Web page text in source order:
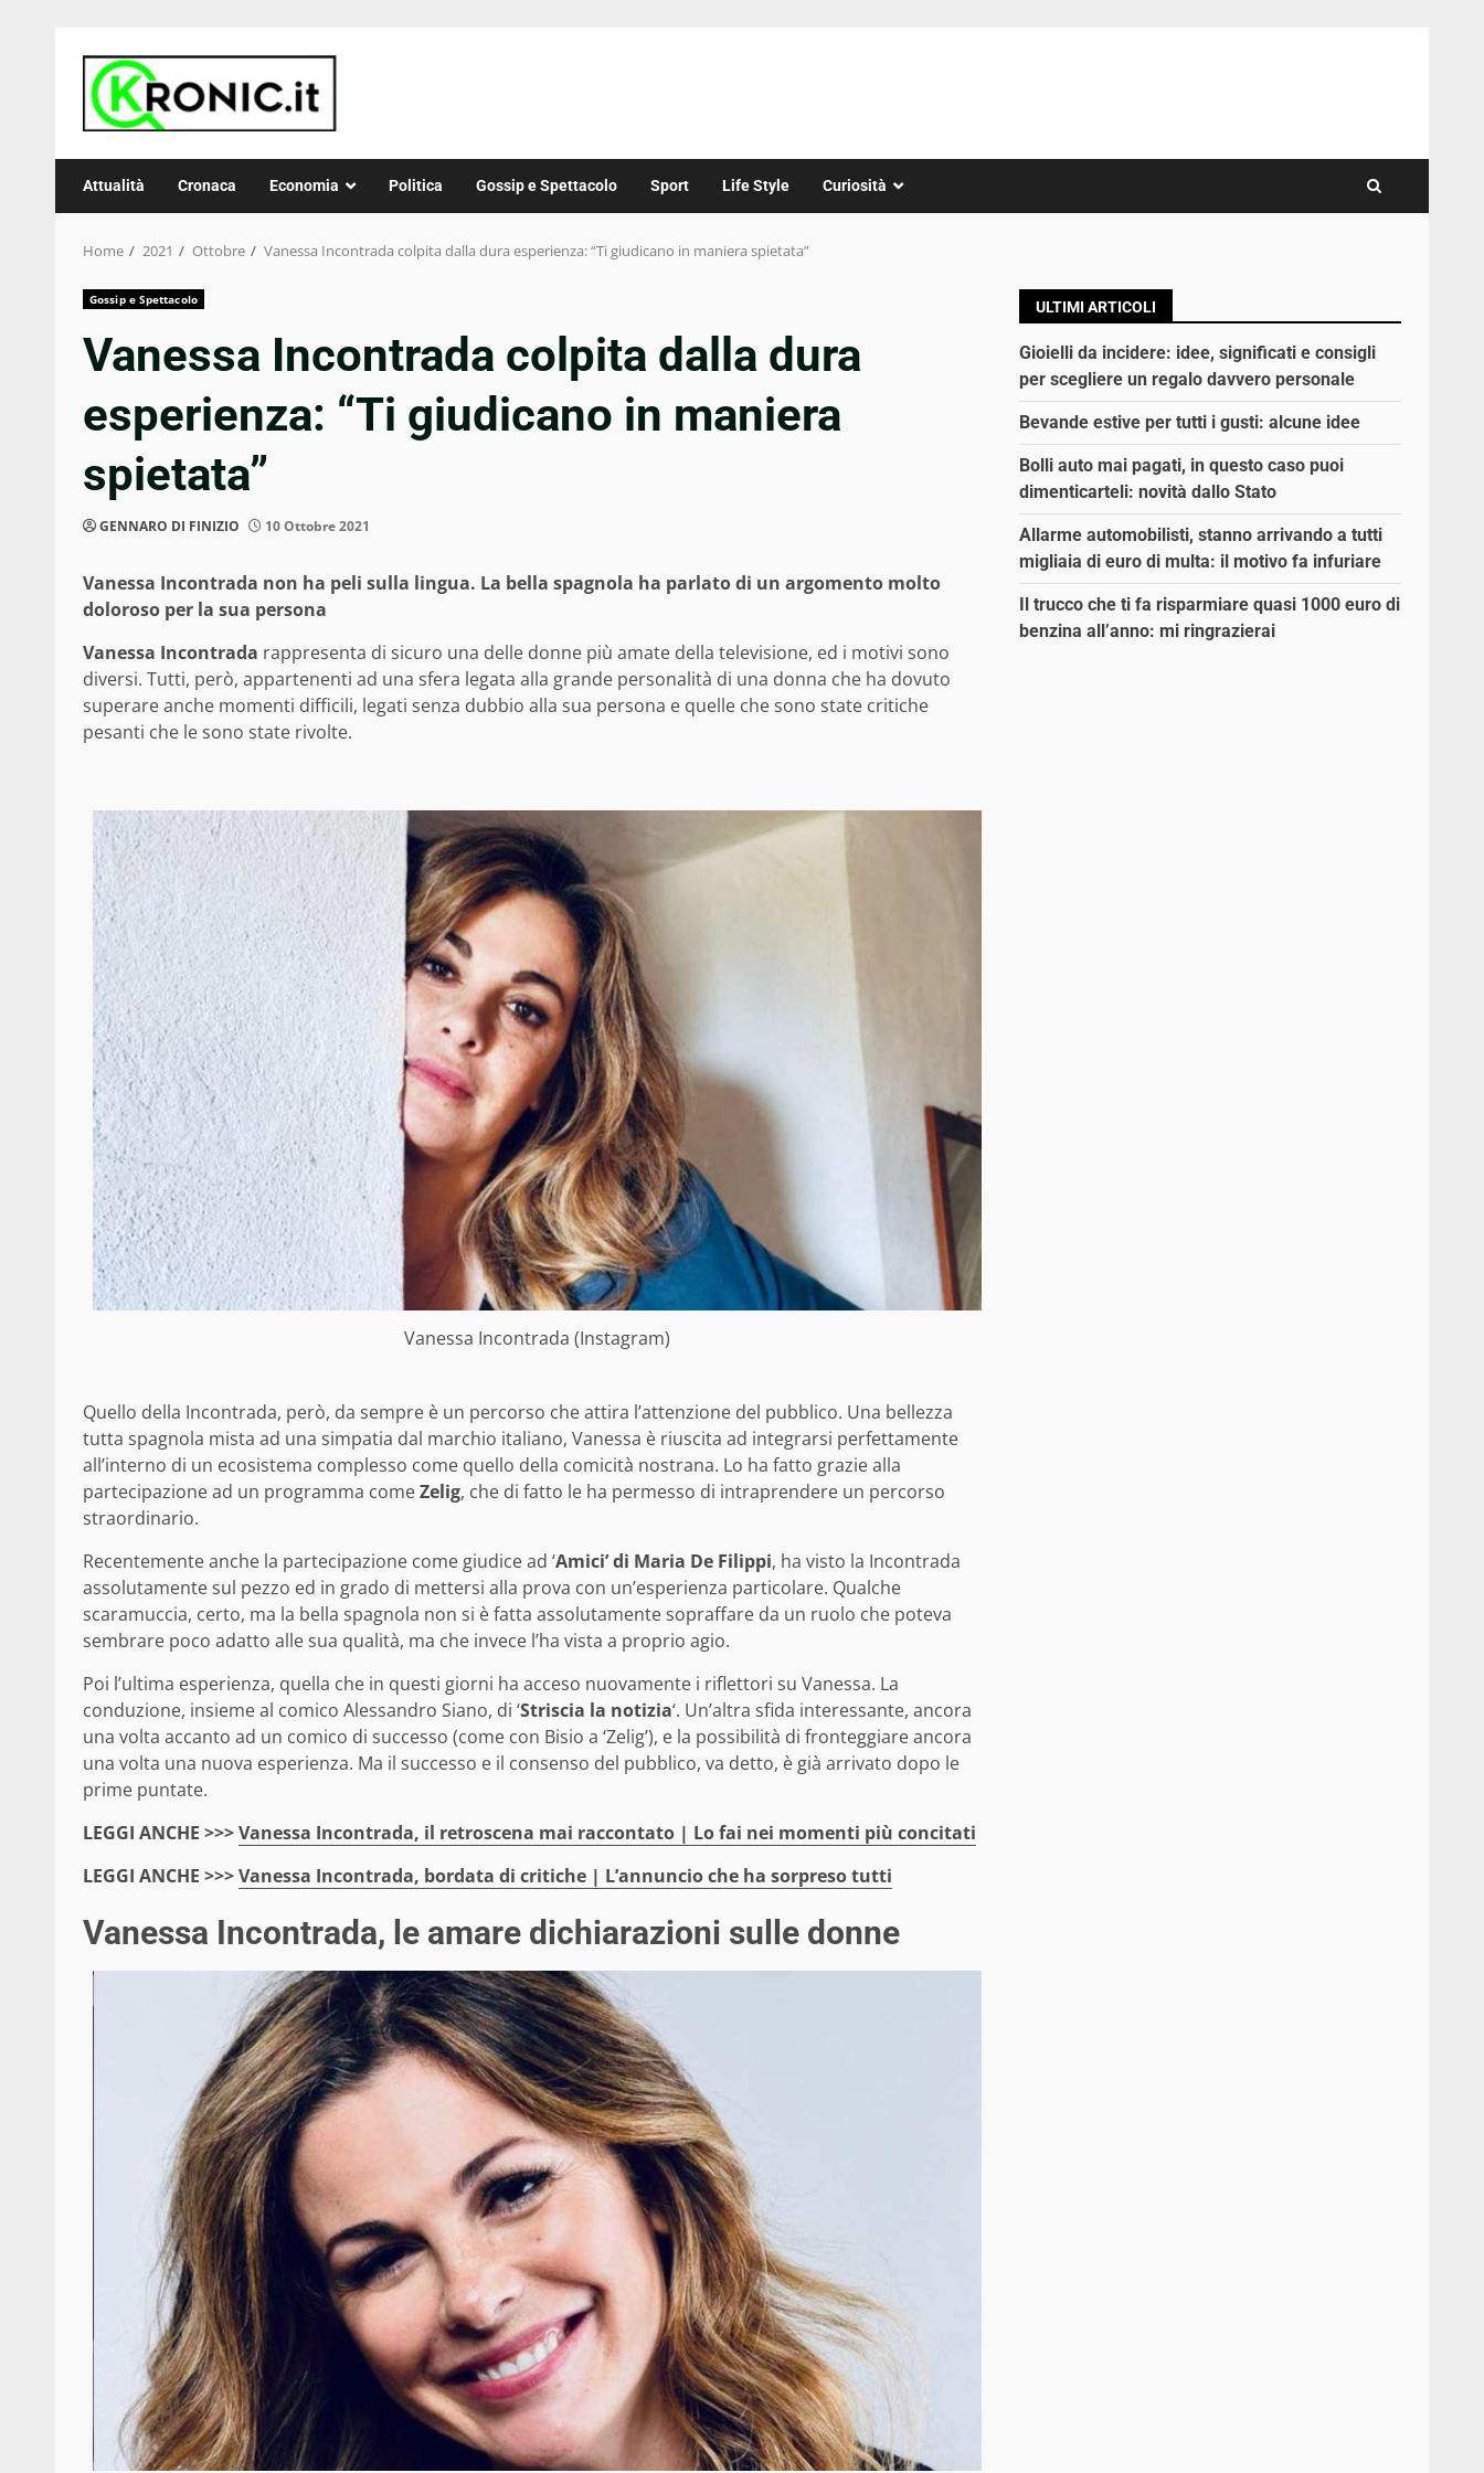
content
Attualità Cronaca Economia Politica Gossip e Spettacolo Sport Life Style Curiosità
Home 2021 Ottobre Vanessa Incontrada colpita dalla dura esperienza: “Ti giudicano in maniera spietata”
Gossip e Spettacolo
Vanessa Incontrada colpita dalla dura
esperienza: “Ti giudicano in maniera
spietata”
GENNARO DI FINIZIO 10 Ottobre 2021
Vanessa Incontrada non ha peli sulla lingua. La bella spagnola ha parlato di un argomento molto
doloroso per la sua persona
Vanessa Incontrada rappresenta di sicuro una delle donne più amate della televisione, ed i motivi sono
diversi. Tutti, però, appartenenti ad una sfera legata alla grande personalità di una donna che ha dovuto
superare anche momenti difficili, legati senza dubbio alla sua persona e quelle che sono state critiche
pesanti che le sono state rivolte.
Vanessa Incontrada (Instagram)
Quello della Incontrada, però, da sempre è un percorso che attira l’attenzione del pubblico. Una bellezza
tutta spagnola mista ad una simpatia dal marchio italiano, Vanessa è riuscita ad integrarsi perfettamente
all’interno di un ecosistema complesso come quello della comicità nostrana. Lo ha fatto grazie alla
partecipazione ad un programma comeZelig, che di fatto le ha permesso di intraprendere un percorso
straordinario.
Recentemente anche la partecipazione come giudice ad ‘Amici’ di Maria De Filippi, ha visto la Incontrada
assolutamente sul pezzo ed in grado di mettersi alla prova con un’esperienza particolare. Qualche
scaramuccia, certo, ma la bella spagnola non si è fatta assolutamente sopraffare da un ruolo che poteva
sembrare poco adatto alle sua qualità, ma che invece l’ha vista a proprio agio.
Poi l’ultima esperienza, quella che in questi giorni ha acceso nuovamente i riflettori su Vanessa. La
conduzione, insieme al comico Alessandro Siano, di ‘Striscia la notizia‘. Un’altra sfida interessante, ancora
una volta accanto ad un comico di successo (come con Bisio a ‘Zelig’), e la possibilità di fronteggiare ancora
una volta una nuova esperienza. Ma il successo e il consenso del pubblico, va detto, è già arrivato dopo le
prime puntate.
LEGGI ANCHE >>>Vanessa Incontrada, il retroscena mai raccontato | Lo fai nei momenti più concitati
LEGGI ANCHE >>>Vanessa Incontrada, bordata di critiche | L’annuncio che ha sorpreso tutti
Vanessa Incontrada, le amare dichiarazioni sulle donne
ULTIMI ARTICOLI
Gioielli da incidere: idee, significati e consigli
per scegliere un regalo davvero personale
Bevande estive per tutti i gusti: alcune idee
Bolli auto mai pagati, in questo caso puoi
dimenticarteli: novità dallo Stato
Allarme automobilisti, stanno arrivando a tutti
migliaia di euro di multa: il motivo fa infuriare
Il trucco che ti fa risparmiare quasi 1000 euro di
benzina all’anno: mi ringrazierai